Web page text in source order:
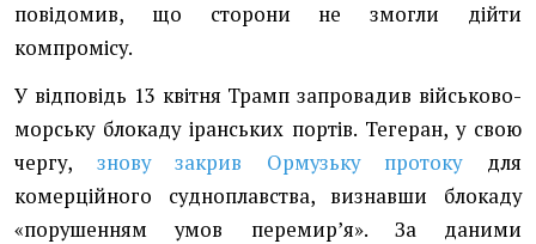
повідомив, що сторони не змогли дійти
компромісу.
У відповідь 13 квітня Трамп запровадив військово-
морську блокаду іранських портів. Тегеран, у свою
чергу, знову закрив Ормузьку протокудля
комерційного судноплавства, визнавши блокаду
«порушенням умов перемирʼя». За даними